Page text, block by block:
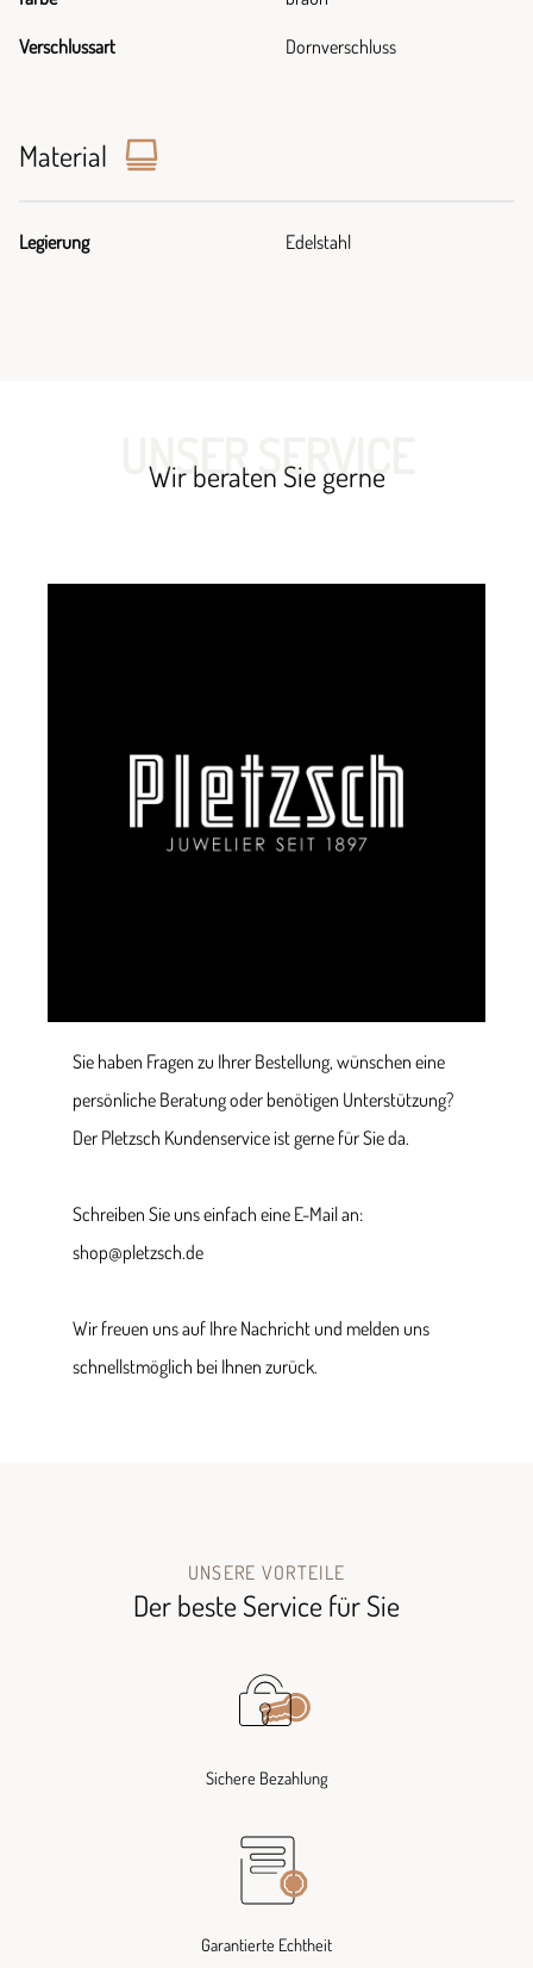
Verschlussart Dornverschluss
Material
Legierung Edelstahl
UNSER SERVICE
Wir beraten Sie gerne
Sie haben Fragen zu Ihrer Bestellung, wünschen eine
persönliche Beratung oder benötigen Unterstützung?
Der Pletzsch Kundenservice ist gerne für Sie da.
Schreiben Sie uns einfach eine E-Mail an:
shop@pletzsch.de
Wir freuen uns auf Ihre Nachricht und melden uns
schnellstmöglich bei Ihnen zurück.
UNSERE VORTEILE
Der beste Service für Sie
Sichere Bezahlung
Garantierte Echtheit